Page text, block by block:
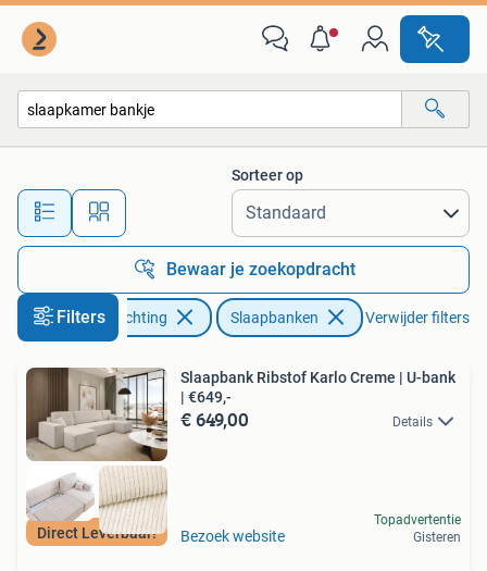
Alle afstanden…
Sorteer op
Bewaar je zoekopdracht
Filters
Huis en Inrichting Slaapbanken Verwijder filters
Direct Leverbaar!
Slaapbank Ribstof Karlo Creme | U-bank
| €649,-
€ 649,00 Details
Bezoek website
Topadvertentie
Gisteren